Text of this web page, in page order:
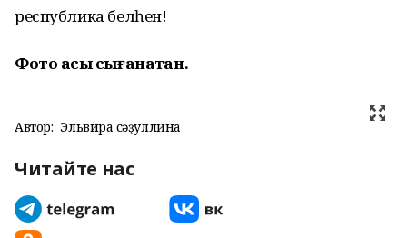
республика белһен!
Фото асыҡ сығанаҡтан.
Автор: Эльвира Әсәҙуллина
Читайте нас